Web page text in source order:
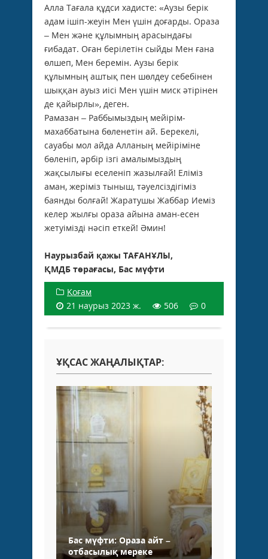
Алла Тағала құдси хадисте: «Аузы берік
адам ішіп-жеуін Мен үшін доғарды. Ораза
– Мен және құлымның арасындағы
ғибадат. Оған берілетін сыйды Мен ғана
өлшеп, Мен беремін. Аузы берік
құлымның аштық пен шөлдеу себебінен
шыққан ауыз иісі Мен үшін миск әтірінен
де қайырлы», деген.
Рамазан – Раббымыздың мейірім-
махаббатына бөленетін ай. Берекелі,
сауабы мол айда Алланың мейіріміне
бөленіп, әрбір ізгі амалымыздың
жақсылығы еселеніп жазылғай! Еліміз
аман, жеріміз тыныш, тәуелсіздігіміз
баянды болғай! Жаратушы Жаббар Иеміз
келер жылғы ораза айына аман-есен
жетуімізді нәсіп еткей! Әмин!
Наурызбай қажы ТАҒАНҰЛЫ,
ҚМДБ төрағасы, Бас мүфти
Қоғам
21 наурыз 2023 ж.
506 0
ҰҚСАС ЖАҢАЛЫҚТАР:
Бас мүфти: Ораза айт –
отбасылық мереке